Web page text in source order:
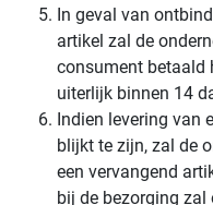
In geval van
artikel zal de
consument betaald
uiterlijk binnen 14
Indien levering van
blijkt te zijn, zal de
een vervangend
bij de bezorging